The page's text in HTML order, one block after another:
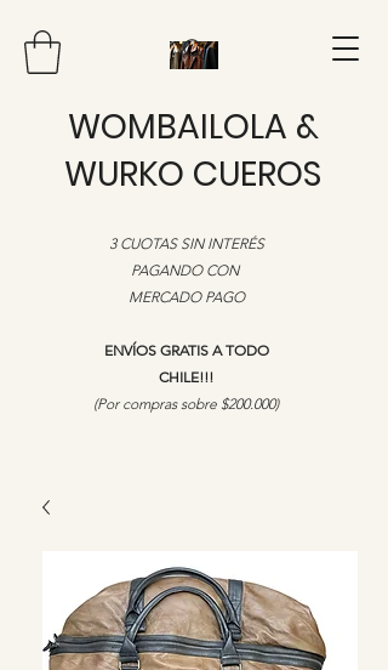
WOMBAILOLA &
WURKO CUEROS
3 CUOTAS SIN INTERÉS
PAGANDO CON
MERCADO PAGO
ENVÍOS GRATIS A TODO
CHILE!!!
​(Por compras sobre $200.000)